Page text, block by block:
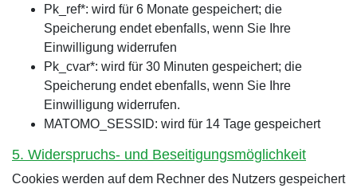
Pk_ref*: wird für 6 Monate gespeichert; die
Speicherung endet ebenfalls, wenn Sie Ihre
Einwilligung widerrufen
Pk_cvar*: wird für 30 Minuten gespeichert; die
Speicherung endet ebenfalls, wenn Sie Ihre
Einwilligung widerrufen.
MATOMO_SESSID: wird für 14 Tage gespeichert
5. Widerspruchs- und Beseitigungsmöglichkeit
Cookies werden auf dem Rechner des Nutzers gespeichert